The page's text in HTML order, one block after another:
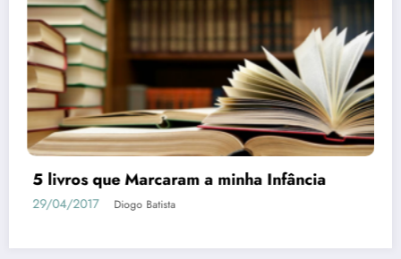
5 livros que Marcaram a minha Infância
29/04/2017 Diogo Batista